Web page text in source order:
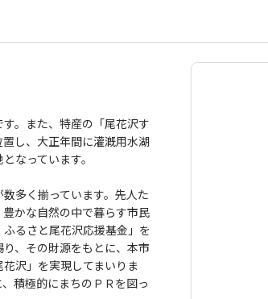
。また、特産の「尾花沢す
し、大正年間に灌漑用水湖
なっています。
多く揃っています。先人た
かな自然の中で暮らす市民
るさと尾花沢応援基金」を
、その財源をもとに、本市
沢」を実現してまいりま
積極的にまちのＰＲを図っ